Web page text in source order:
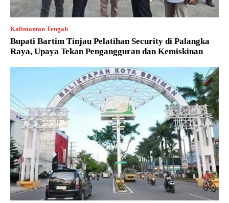
Kalimantan Tengah
Bupati Bartim Tinjau Pelatihan Security di Palangka
Raya, Upaya Tekan Pengangguran dan Kemiskinan